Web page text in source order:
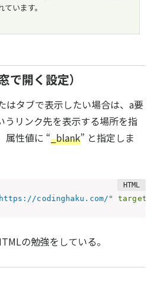
います。
開く設定）
はタブで表示したい場合は、a要
リンク先を表示する場所を指
属性値に “_blank” と指定しま
https://codinghaku.com/ " target
の勉強をしている。